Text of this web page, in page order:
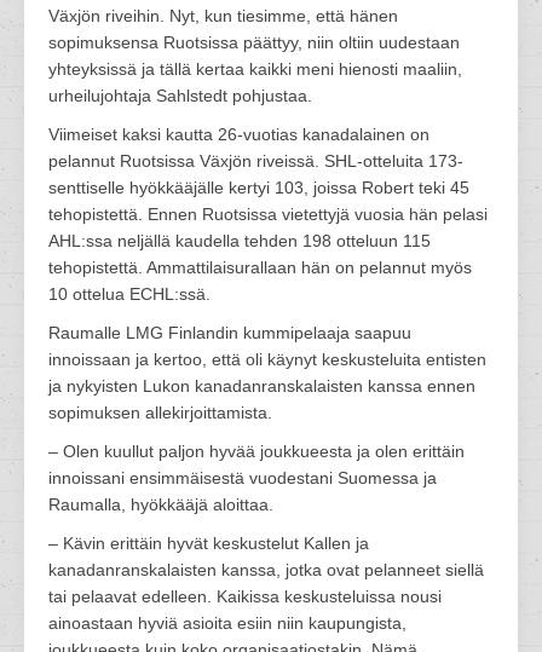
Växjön riveihin. Nyt, kun tiesimme, että hänen
sopimuksensa Ruotsissa päättyy, niin oltiin uudestaan
yhteyksissä ja tällä kertaa kaikki meni hienosti maaliin,
urheilujohtaja Sahlstedt pohjustaa.
Viimeiset kaksi kautta 26-vuotias kanadalainen on
pelannut Ruotsissa Växjön riveissä. SHL-otteluita 173-
senttiselle hyökkääjälle kertyi 103, joissa Robert teki 45
tehopistettä. Ennen Ruotsissa vietettyjä vuosia hän pelasi
AHL:ssa neljällä kaudella tehden 198 otteluun 115
tehopistettä. Ammattilaisurallaan hän on pelannut myös
10 ottelua ECHL:ssä.
Raumalle LMG Finlandin kummipelaaja saapuu
innoissaan ja kertoo, että oli käynyt keskusteluita entisten
ja nykyisten Lukon kanadanranskalaisten kanssa ennen
sopimuksen allekirjoittamista.
– Olen kuullut paljon hyvää joukkueesta ja olen erittäin
innoissani ensimmäisestä vuodestani Suomessa ja
Raumalla, hyökkääjä aloittaa.
– Kävin erittäin hyvät keskustelut Kallen ja
kanadanranskalaisten kanssa, jotka ovat pelanneet siellä
tai pelaavat edelleen. Kaikissa keskusteluissa nousi
ainoastaan hyviä asioita esiin niin kaupungista,